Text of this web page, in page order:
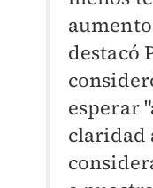
destacó
esperar
claridad